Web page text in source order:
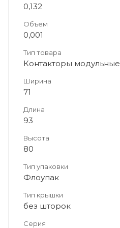
0,132
Объем
0,001
Тип товара
Контакторы модульные
Ширина
71
Длина
93
Высота
80
Тип упаковки
Флоупак
Тип крышки
без шторок
Серия